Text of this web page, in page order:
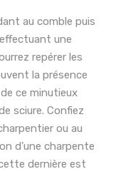
au comble puis
une
repérer les
la présence
ce minutieux
sciure. Confiez
ou au
d’une charpente
dernière est